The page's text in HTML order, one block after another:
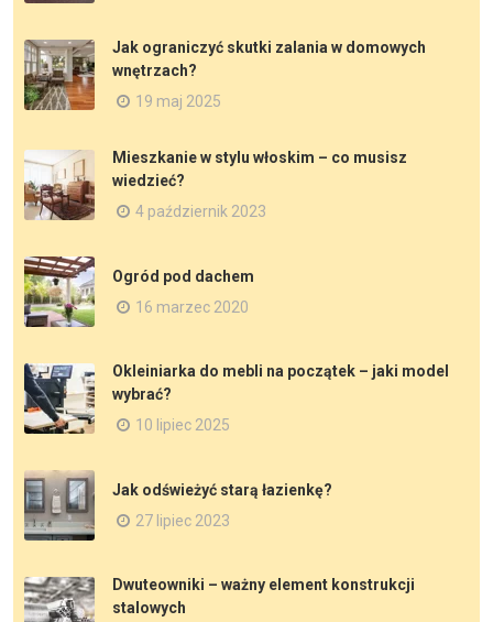
Jak ograniczyć skutki zalania w domowych
wnętrzach?
19 maj 2025
Mieszkanie w stylu włoskim – co musisz
wiedzieć?
4 październik 2023
Ogród pod dachem
16 marzec 2020
Okleiniarka do mebli na początek – jaki model
wybrać?
10 lipiec 2025
Jak odświeżyć starą łazienkę?
27 lipiec 2023
Dwuteowniki – ważny element konstrukcji
stalowych